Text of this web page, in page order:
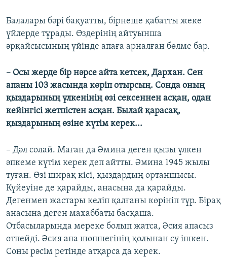
Балалары бәрі бақуатты, бірнеше қабатты жеке
үйлерде тұрады. Өздерінің айтуынша
әрқайсысының үйінде апаға арналған бөлме бар.
– Осы жерде бір нәрсе айта кетсек, Дархан. Сен
апаны 103 жасында көріп отырсың. Сонда оның
қыздарының үлкенінің өзі сексеннен асқан, одан
кейінгісі жетпістен асқан. Былай қарасақ,
қыздарының өзіне күтім керек...
– Дәл солай. Маған да Әмина деген қызы үлкен
әпкеме күтім керек деп айтты. Әмина 1945 жылы
туған. Өзі ширақ кісі, қыздардың ортаншысы.
Күйеуіне де қарайды, анасына да қарайды.
Дегенмен жастары келіп қалғаны көрініп тұр. Бірақ
анасына деген махаббаты басқаша.
Отбасыларында мереке болып жатса, Әсия апасыз
өтпейді. Әсия апа шөпшегінің қолынан су ішкен.
Соны рәсім ретінде атқарса да керек.